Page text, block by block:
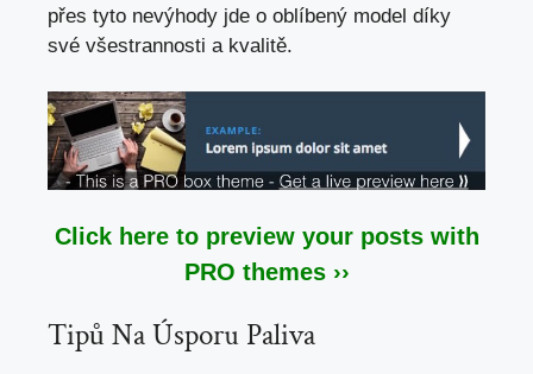
přes tyto nevýhody jde o oblíbený model díky
své všestrannosti a kvalitě.
Click here to preview your posts with
PRO themes ››
Tipů Na Úsporu Paliva